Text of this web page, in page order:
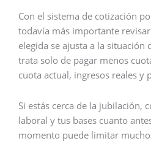
Con el sistema de cotización
todavía más importante
elegida se ajusta a la situación
trata solo de pagar menos
cuota actual, ingresos reales y
Si estás cerca de la jubilación,
laboral y tus bases cuanto
momento puede limitar